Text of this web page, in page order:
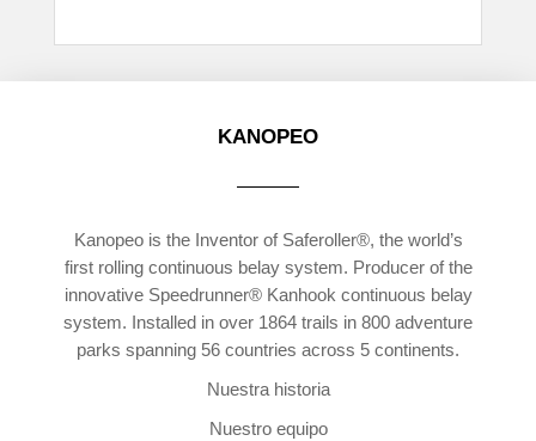
KANOPEO
Kanopeo is the Inventor of Saferoller®, the world’s
first rolling continuous belay system. Producer of the
innovative Speedrunner® Kanhook continuous belay
system. Installed in over 1864 trails in 800 adventure
parks spanning 56 countries across 5 continents.
Nuestra historia
Nuestro equipo